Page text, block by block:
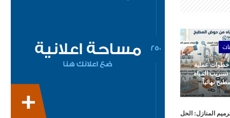
خطوات عملية
المياه
نهائياً
المنازل: الحل